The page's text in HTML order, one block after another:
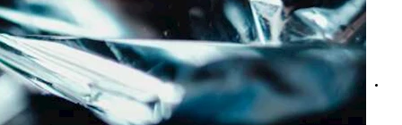
أفضل وقت لشرب عصير الرمان؟ نصائح للحصول على فوائده